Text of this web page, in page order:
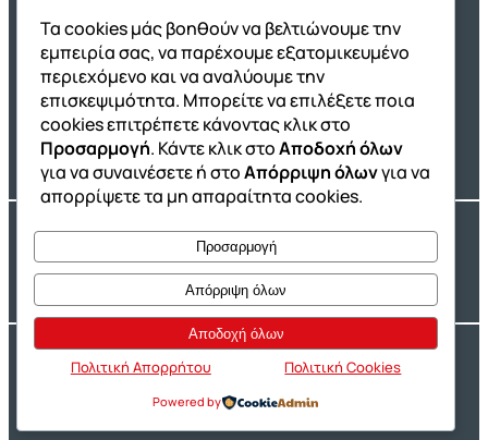
Όμιλος ΔΙΑΚΡΟΤΗΜΑ
ΔΙΑΚΡΟΤΗΜΑ@Home
Σχολική Μελέτη After School
Εκδόσεις Καλαϊτζίδη
Franchise ΔΙΑΚΡΟΤΗΜΑ
Copyright® 2004 –2026Εκπαιδευτικός Όμιλος ΔΙΑΚΡΟΤΗΜΑ®. Αρ.
Γ.Ε.Μ.Η.: 54967109000.
Oceancube – Hosted by
Ιδιωτικότητα Πολιτική Cookies
Δήλωση Προσβασιμότητας
Τα cookies μάς βοηθούν να βελτιώνουμε την
εμπειρία σας, να παρέχουμε εξατομικευμένο
περιεχόμενο και να αναλύουμε την
επισκεψιμότητα. Μπορείτε να επιλέξετε ποια
cookies επιτρέπετε κάνοντας κλικ στο
Προσαρμογή. Κάντε κλικ στοΑποδοχή όλων
για να συναινέσετε ή στοΑπόρριψη όλωνγια να
απορρίψετε τα μη απαραίτητα cookies.
Προσαρμογή
Απόρριψη όλων
Αποδοχή όλων
Πολιτική Απορρήτου Πολιτική Cookies
Powered by